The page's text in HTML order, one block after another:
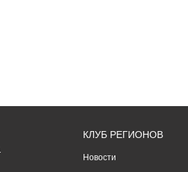
КЛУБ РЕГИОНОВ
Новости